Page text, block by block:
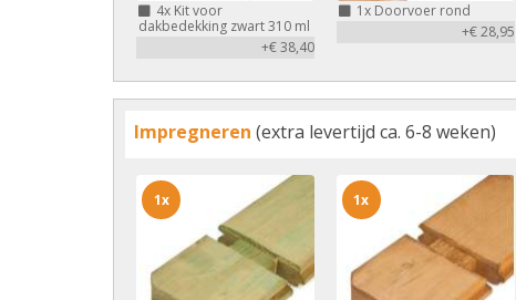
4x Kit voor
dakbedekking zwart 310 ml
+€ 38,40
1xDoorvoer rond
+€ 28,95
Impregneren (extra levertijd ca. 6-8 weken)
1x 1x